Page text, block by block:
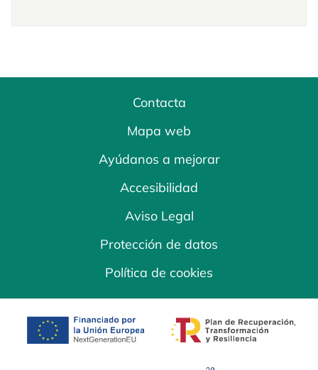
Contacta
Mapa web
Ayúdanos a mejorar
Accesibilidad
Aviso Legal
Protección de datos
Política de cookies
se abre en una pestaña nuevase abre en una